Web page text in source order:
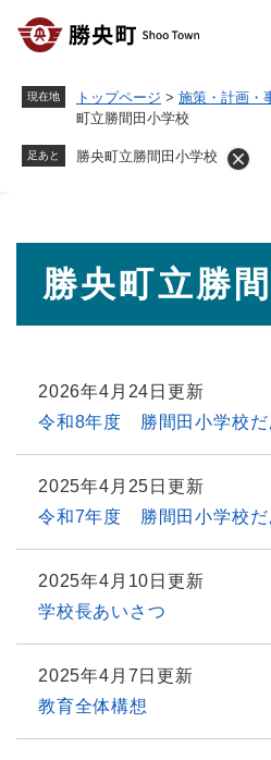
現在地 トップページ > 施策・計画・
町立勝間田小学校
足あと 勝央町立勝間田小学校
勝央町立勝
2026年4月24日更新
令和8年度 勝間田小学校だ
2025年4月25日更新
令和7年度 勝間田小学校だ
2025年4月10日更新
学校長あいさつ
2025年4月7日更新
教育全体構想